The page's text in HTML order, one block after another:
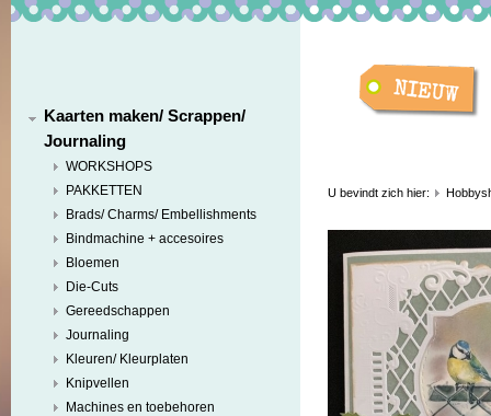
Kaarten maken/ Scrappen/
Journaling
WORKSHOPS
PAKKETTEN
Brads/ Charms/ Embellishments
Bindmachine + accesoires
Bloemen
Die-Cuts
Gereedschappen
Journaling
Kleuren/ Kleurplaten
Knipvellen
Machines en toebehoren
U bevindt zich hier: